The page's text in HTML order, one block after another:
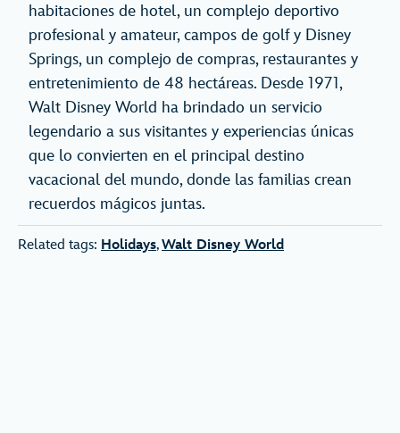
habitaciones de hotel, un complejo deportivo
profesional y amateur, campos de golf y Disney
Springs, un complejo de compras, restaurantes y
entretenimiento de 48 hectáreas. Desde 1971,
Walt Disney World ha brindado un servicio
legendario a sus visitantes y experiencias únicas
que lo convierten en el principal destino
vacacional del mundo, donde las familias crean
recuerdos mágicos juntas.
Related tags: Holidays,Walt Disney World